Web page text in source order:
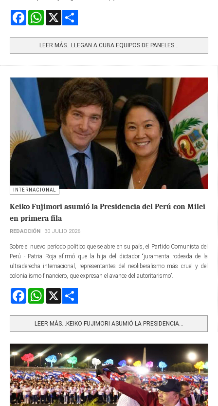
FacebookWhatsApp
LEER MÁS…LLEGAN A CUBA EQUIPOS DE PANELES...
INTERNACIONAL
Keiko Fujimori asumió la Presidencia del Perú con Milei
en primera fila
REDACCIÓN 30 JULIO 2026
Sobre el nuevo período político que se abre en su país, el Partido Comunista del
Perú - Patria Roja afirmó que la hija del dictador “juramenta rodeada de la
ultraderecha internacional, representantes del neoliberalismo más cruel y del
colonialismo financiero, que expresan el avance del autoritarismo”.
FacebookWhatsApp
LEER MÁS…KEIKO FUJIMORI ASUMIÓ LA PRESIDENCIA...